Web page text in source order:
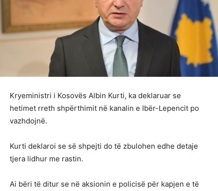
Kryeministri i Kosovës Albin Kurti, ka deklaruar se
hetimet rreth shpërthimit në kanalin e Ibër-Lepencit po
vazhdojnë.
Kurti deklaroi se së shpejti do të zbulohen edhe detaje
tjera lidhur me rastin.
Ai bëri të ditur se në aksionin e policisë për kapjen e të